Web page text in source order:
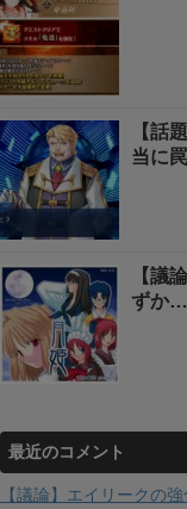
【話
当に罠
【議
ずか…
最近のコメント
【議論】エイリークの